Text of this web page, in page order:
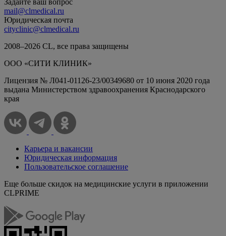
mail@clmedical.ru
Юридическая почта
cityclinic@clmedical.ru
2008–2026 СL, все права защищены
ООО «СИТИ КЛИНИК»
Лицензия № Л041-01126-23/00349680 от 10 июня 2020 года
выдана Министерством здравоохранения Краснодарского
края
Карьера и вакансии
Юридическая информация
Пользовательское соглашение
Еще больше скидок на медицинские услуги в приложении
CLPRIME